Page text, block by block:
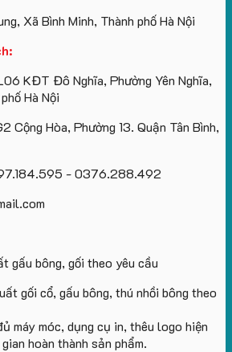
Xã Bình Minh, Thành phố Hà Nội
KĐT Đô Nghĩa, Phường Yên Nghĩa,
Hà Nội
Cộng Hòa, Phường 13. Quận Tân Bình,
- 0376.288.492
gối cổ, gấu bông, thú nhồi bông theo
máy móc, dụng cụ in, thêu logo hiện
hoàn thành sản phẩm.